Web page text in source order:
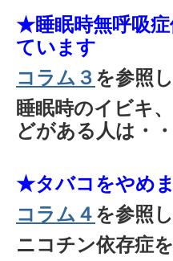
★睡眠時無呼吸症
ています
コラム３ を参照
睡眠時のイビキ
どがある人は・
★タバコをやめま
コラム４ を参照
ニコチン依存症